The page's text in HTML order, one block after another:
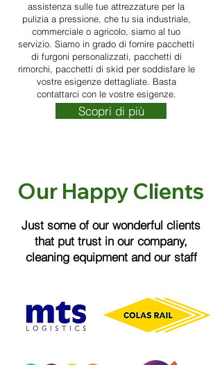
assistenza sulle tue attrezzature per la
pulizia a pressione, che tu sia industriale,
commerciale o agricolo, siamo al tuo
servizio. Siamo in grado di fornire pacchetti
di furgoni personalizzati, pacchetti di
rimorchi, pacchetti di skid per soddisfare le
vostre esigenze dettagliate. Basta
contattarci con le vostre esigenze.
Scopri di più
Our Happy Clients
Just some of our wonderful clients
that put trust in our company,
cleaning equipment and our staff